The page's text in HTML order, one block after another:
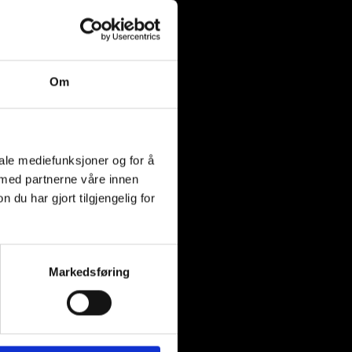
Om
mediefunksjoner og for å
partnerne våre innen
du har gjort tilgjengelig for
Markedsføring
ÅP (Luz)